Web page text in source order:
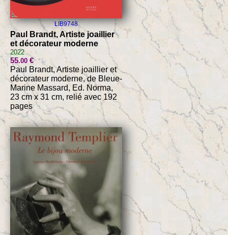
LIB9748
Paul Brandt, Artiste joaillier
et décorateur moderne
2022
55.00€
Paul Brandt, Artiste joaillier et
décorateur moderne, de Bleue-
Marine Massard, Ed. Norma,
23 cm x 31 cm, relié avec 192
pages